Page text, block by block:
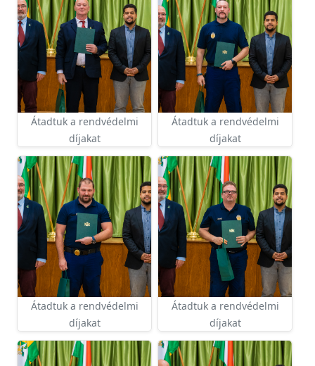
Átadtuk a rendvédelmi
díjakat
Átadtuk a rendvédelmi
díjakat
Átadtuk a rendvédelmi
díjakat
Átadtuk a rendvédelmi
díjakat